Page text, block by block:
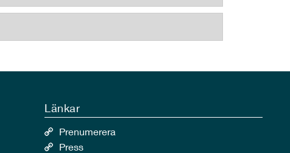
Länkar
Prenumerera
Press